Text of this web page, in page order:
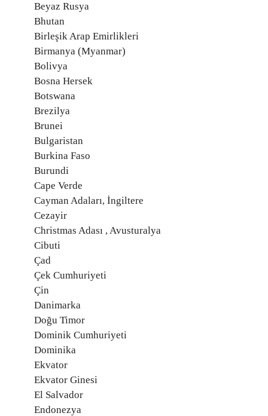
Beyaz Rusya
Bhutan
Birleşik Arap Emirlikleri
Birmanya (Myanmar)
Bolivya
Bosna Hersek
Botswana
Brezilya
Brunei
Bulgaristan
Burkina Faso
Burundi
Cape Verde
Cayman Adaları, İngiltere
Cezayir
Christmas Adası , Avusturalya
Cibuti
Çad
Çek Cumhuriyeti
Çin
Danimarka
Doğu Timor
Dominik Cumhuriyeti
Dominika
Ekvator
Ekvator Ginesi
El Salvador
Endonezya